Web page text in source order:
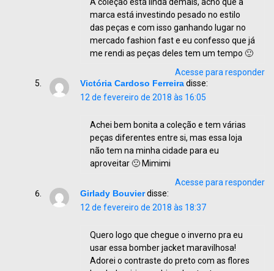
A coleção está linda demais, acho que a
marca está investindo pesado no estilo
das peças e com isso ganhando lugar no
mercado fashion fast e eu confesso que já
me rendi as peças deles tem um tempo 🙂
Acesse para responder
Victória Cardoso Ferreiradisse:
12 de fevereiro de 2018 às 16:05
Achei bem bonita a coleção e tem várias
peças diferentes entre si, mas essa loja
não tem na minha cidade para eu
aproveitar 🙁 Mimimi
Acesse para responder
Girlady Bouvierdisse:
12 de fevereiro de 2018 às 18:37
Quero logo que chegue o inverno pra eu
usar essa bomber jacket maravilhosa!
Adorei o contraste do preto com as flores